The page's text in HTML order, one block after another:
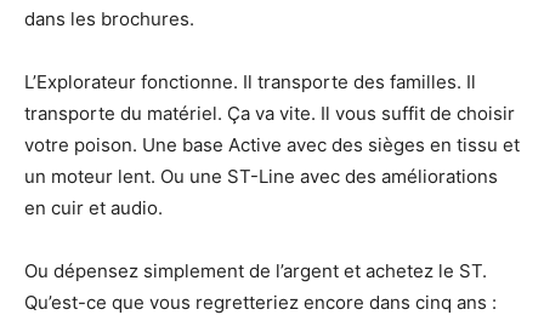
dans les brochures.
L’Explorateur fonctionne. Il transporte des familles. Il
transporte du matériel. Ça va vite. Il vous suffit de choisir
votre poison. Une base Active avec des sièges en tissu et
un moteur lent. Ou une ST-Line avec des améliorations
en cuir et audio.
Ou dépensez simplement de l’argent et achetez le ST.
Qu’est-ce que vous regretteriez encore dans cinq ans :